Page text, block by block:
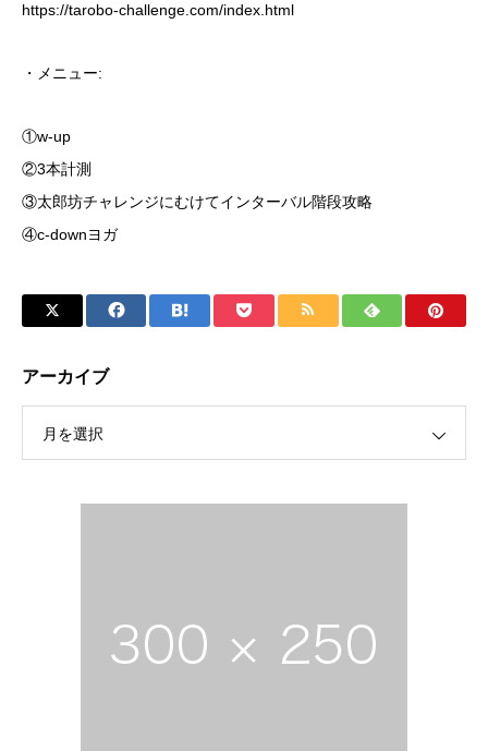
https://tarobo-challenge.com/index.html
・メニュー:
①w-up
②3本計測
③太郎坊チャレンジにむけてインターバル階段攻略
④c-downヨガ
アーカイブ
月を選択